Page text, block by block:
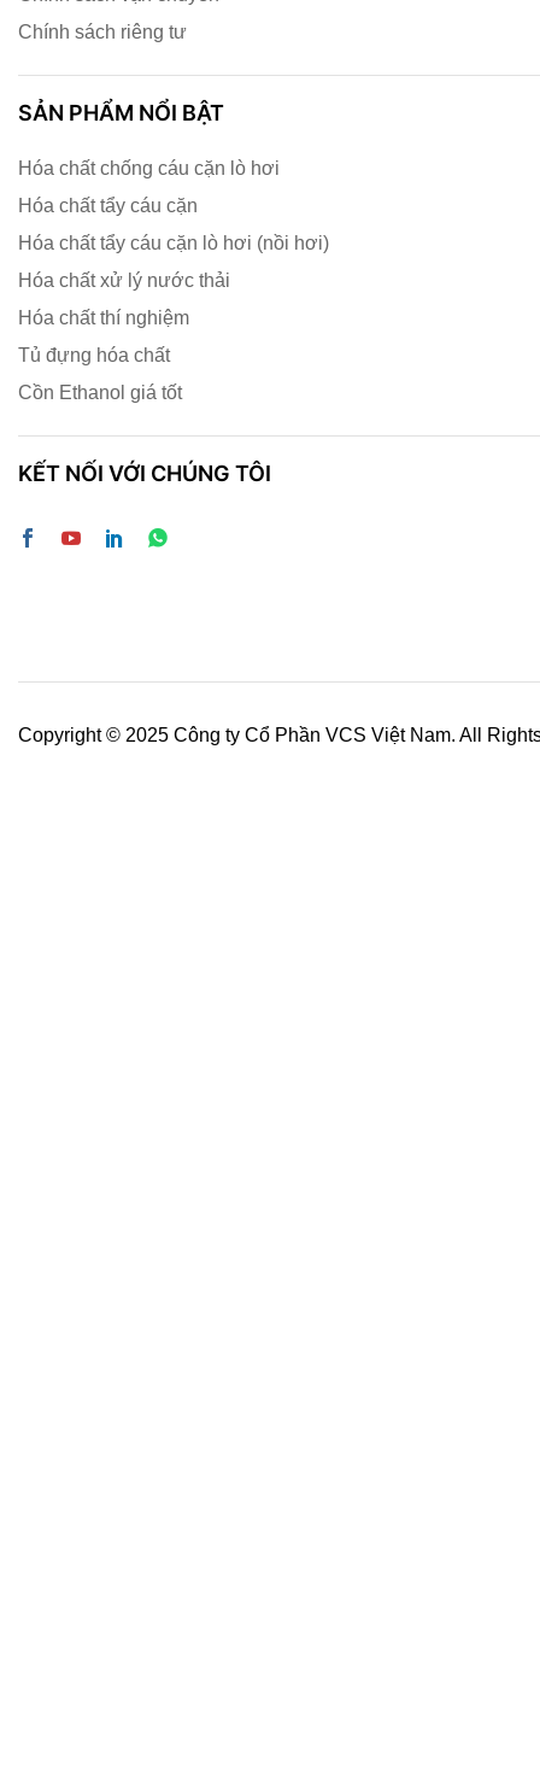
Chính sách riêng tư
SẢN PHẨM NỔI BẬT
Hóa chất chống cáu cặn lò hơi
Hóa chất tẩy cáu cặn
Hóa chất tẩy cáu cặn lò hơi (nồi hơi)
Hóa chất xử lý nước thải
Hóa chất thí nghiệm
Tủ đựng hóa chất
Cồn Ethanol giá tốt
KẾT NỐI VỚI CHÚNG TÔI
Copyright © 2025 Công ty Cổ Phần VCS Việt Nam. All